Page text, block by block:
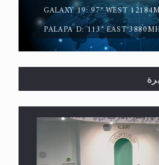
السنة ومهيمنٌ عليها.. ليس
GALAXY 19: 97° WEST
PALAPA D: 113° EAST